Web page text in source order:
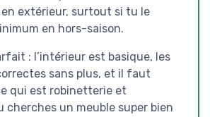
extérieur, surtout si tu le
en hors-saison.
: l’intérieur est basique, les
sans plus, et il faut
qui est robinetterie et
cherches un meuble super bien